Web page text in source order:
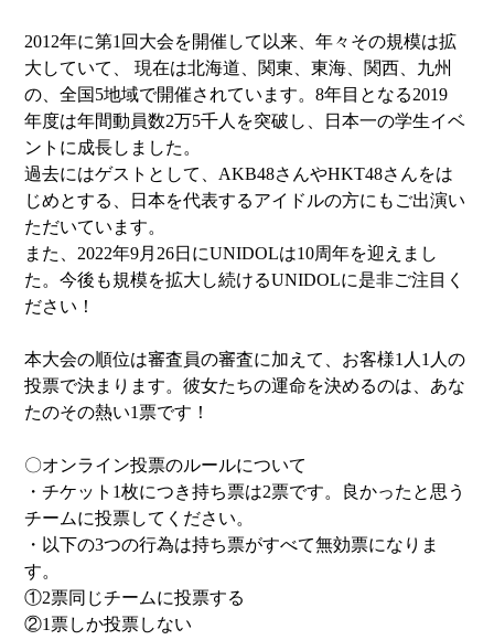
2012年に第1回⼤会を開催して以来、年々その規模は拡
⼤していて、 現在は北海道、関東、東海、関西、九州
の、全国5地域で開催されています。8年目となる2019
年度は年間動員数2万5千⼈を突破し、⽇本⼀の学⽣イベ
ントに成長しました。
過去にはゲストとして、AKB48さんやHKT48さんをは
じめとする、日本を代表するアイドルの方にもご出演い
ただいています。
また、2022年9月26日にUNIDOLは10周年を迎えまし
た。今後も規模を拡大し続けるUNIDOLに是非ご注目く
ださい！
本大会の順位は審査員の審査に加えて、お客様1人1人の
投票で決まります。彼女たちの運命を決めるのは、あな
たのその熱い1票です！
〇オンライン投票のルールについて
・チケット1枚につき持ち票は2票です。良かったと思う
チームに投票してください。
・以下の3つの行為は持ち票がすべて無効票になりま
す。
①2票同じチームに投票する
②1票しか投票しない